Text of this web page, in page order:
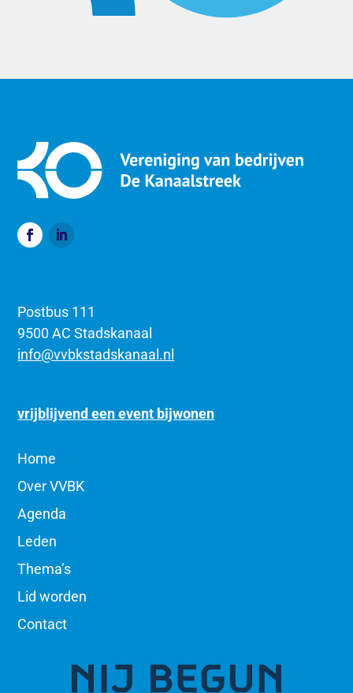
Postbus 111
9500 AC Stadskanaal
info@vvbkstadskanaal.nl
vrijblijvend een event bijwonen
Home
Over VVBK
Agenda
Leden
Thema’s
Lid worden
Contact